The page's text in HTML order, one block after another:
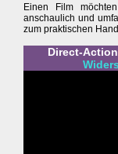
Einen Film
anschaulich und
zum praktischen
Direct-